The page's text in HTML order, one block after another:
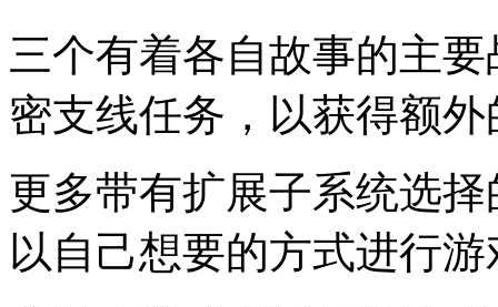
三个有着各自故事的主
密支线任务，以获得额
更多带有扩展子系统选
以自己想要的方式进行游